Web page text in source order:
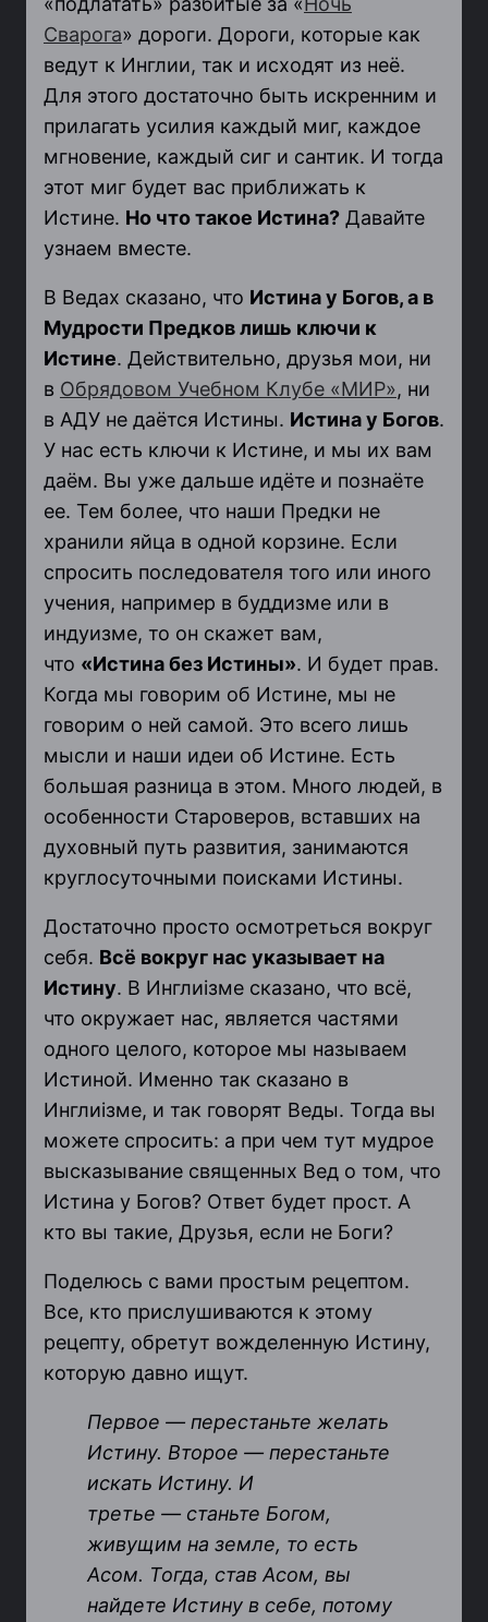
Сварога» дороги. Дороги, которые как
ведут к Инглии, так и исходят из неё.
Для этого достаточно быть искренним и
прилагать усилия каждый миг, каждое
мгновение, каждый сиг и сантик. И тогда
этот миг будет вас приближать к
Истине. Но что такое Истина?Давайте
узнаем вместе.
В Ведах сказано, что Истина у Богов, а в
Мудрости Предков лишь ключи к
Истине. Действительно, друзья мои, ни
в Обрядовом Учебном Клубе «МИР», ни
в АДУ не даётся Истины. Истина у Богов.
У нас есть ключи к Истине, и мы их вам
даём. Вы уже дальше идёте и познаёте
ее. Тем более, что наши Предки не
хранили яйца в одной корзине. Если
спросить последователя того или иного
учения, например в буддизме или в
индуизме, то он скажет вам,
что «Истина без Истины». И будет прав.
Когда мы говорим об Истине, мы не
говорим о ней самой. Это всего лишь
мысли и наши идеи об Истине. Есть
большая разница в этом. Много людей, в
особенности Староверов, вставших на
духовный путь развития, занимаются
круглосуточными поисками Истины.
Достаточно просто осмотреться вокруг
себя. Всё вокруг нас указывает на
Истину. В Инглиiзме сказано, что всё,
что окружает нас, является частями
одного целого, которое мы называем
Истиной. Именно так сказано в
Инглиiзме, и так говорят Веды. Тогда вы
можете спросить: а при чем тут мудрое
высказывание священных Вед о том, что
Истина у Богов? Ответ будет прост. А
кто вы такие, Друзья, если не Боги?
Поделюсь с вами простым рецептом.
Все, кто прислушиваются к этому
рецепту, обретут вожделенную Истину,
которую давно ищут.
Первое — перестаньте желать
Истину. Второе — перестаньте
искать Истину. И
третье — станьте Богом,
живущим на земле, то есть
Асом. Тогда, став Асом, вы
найдете Истину в себе, потому